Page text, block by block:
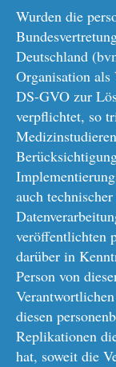
Wurden die
Deutschland
Organisation
DS-GVO zur
verpflichtet, so
auch
veröffentlichten
darüber in
Person von
diesen
Replikationen
hat, soweit die